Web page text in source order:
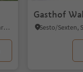
Lutago/Luttach, Ahrntal/Valle Aurina, Ahrntal/Valle Aurina
Gasthof